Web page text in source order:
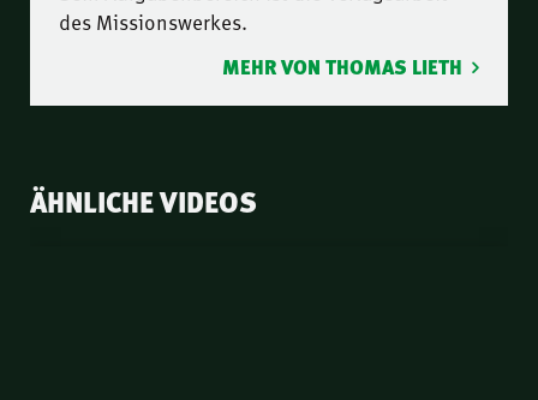
des Missionswerkes.
MEHR VON THOMAS LIETH
ÄHNLICHE VIDEOS